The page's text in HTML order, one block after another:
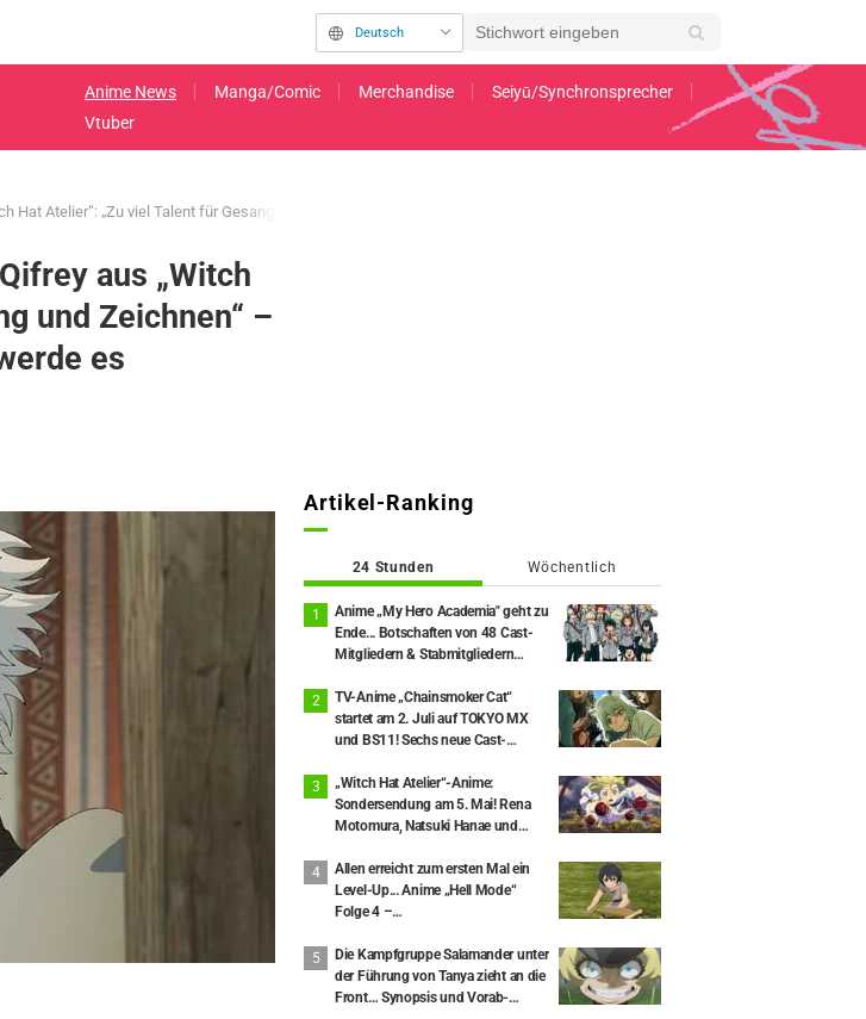
Deutsch
Anime News Manga/Comic Merchandise
Seiyū/Synchronsprecher
Vtuber
Hat Atelier“: „Zu viel Talent für Gesang und Zeichnen“ – Auch die Schöpferin freut sich: „Ich werde es aufhängen und anbeten“
aus „Witch
und Zeichnen“ –
es
Artikel-Ranking
24 Stunden Wöchentlich
Anime „My Hero Academia" geht zu
Ende... Botschaften von 48 Cast-
Mitgliedern & Stabmitgliedern
veröffentlicht, Epilog-Visual Full
Ver. ebenfalls freigegeben
TV-Anime „Chainsmoker Cat“
startet am 2. Juli auf TOKYO MX
und BS11! Sechs neue Cast-
Misato Matsuoka als Yaku Neko.
„Witch Hat Atelier“-Anime:
Sondersendung am 5. Mai! Rena
Motomura, Natsuki Hanae und
dabei
Allen erreicht zum ersten Mal ein
Level-Up... Anime „Hell Mode“
Folge 4 –
Vorschaubilder veröffentlicht
Die Kampfgruppe Salamander unter
der Führung von Tanya zieht an die
Front… Synopsis und Vorab-